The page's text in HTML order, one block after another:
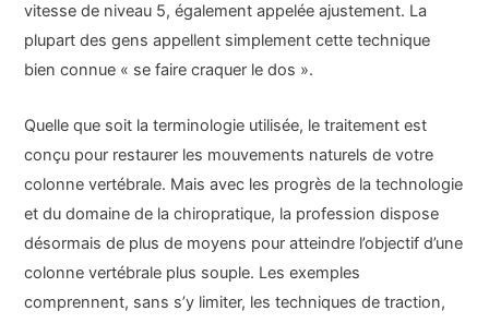
vitesse de niveau 5, également appelée ajustement. La
plupart des gens appellent simplement cette technique
bien connue « se faire craquer le dos ».
Quelle que soit la terminologie utilisée, le traitement est
conçu pour restaurer les mouvements naturels de votre
colonne vertébrale. Mais avec les progrès de la technologie
et du domaine de la chiropratique, la profession dispose
désormais de plus de moyens pour atteindre l’objectif d’une
colonne vertébrale plus souple. Les exemples
comprennent, sans s’y limiter, les techniques de traction,